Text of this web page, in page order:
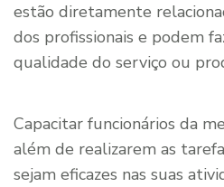
estão diretamente
dos profissionais e podem
qualidade do serviço ou
Capacitar funcionários da
além de realizarem as
sejam eficazes nas suas